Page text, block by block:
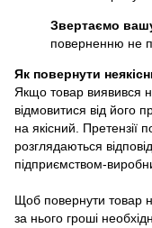
Звертаємо
поверненню не
Як повернути
Якщо товар виявився
відмовитися від його
на якісний. Претензії
розглядаються
підприємством-
Щоб повернути товар
за нього гроші